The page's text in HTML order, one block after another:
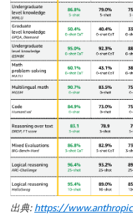
出典:https://